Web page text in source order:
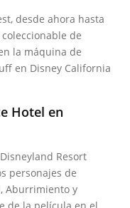
desde ahora hasta
de
la máquina de
en Disney California
Hotel en
Resort
personajes de
Aburrimiento y
de la película en el